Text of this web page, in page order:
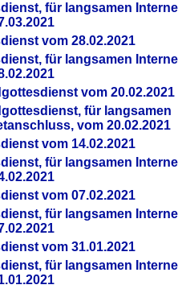
für langsamen
vom 28.02.2021
für langsamen
vom 20.02.2021
für langsamen
vom 20.02.2021
vom 14.02.2021
für langsamen
vom 07.02.2021
für langsamen
vom 31.01.2021
für langsamen